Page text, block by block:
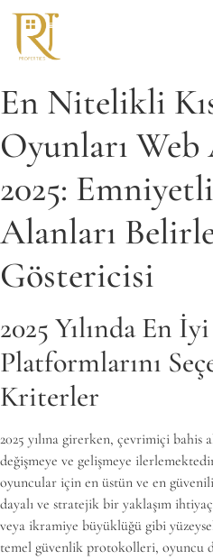
En Nitelikli
Oyunları
2025:
Alanları
Göstericisi
2025 Yılında En
Platformlarını
Kriterler
2025 yılına girerken, çevrimiçi bahis
değişmeye ve gelişmeye
oyuncular için en üstün ve en
dayalı ve stratejik bir yaklaşım
veya ikramiye büyüklüğü gibi
temel güvenlik protokolleri, oyuncu